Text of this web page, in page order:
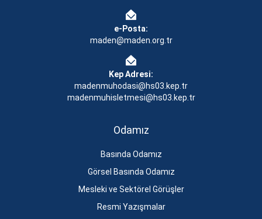
e-Posta:
maden@maden.org.tr
Kep Adresi:
madenmuhodasi@hs03.kep.tr
madenmuhisletmesi@hs03.kep.tr
Odamız
Basında Odamız
Görsel Basında Odamız
Mesleki ve Sektörel Görüşler
Resmi Yazışmalar